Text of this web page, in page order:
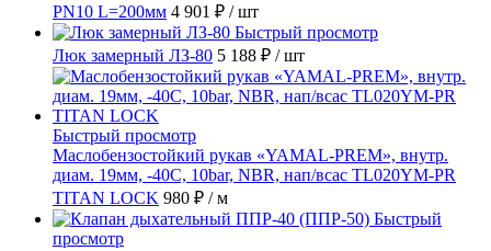
PN10 L=200мм 4 901 ₽ / шт
Быстрый просмотр
Люк замерный ЛЗ-80 5 188 ₽ / шт
Быстрый просмотр
Маслобензостойкий рукав «YAMAL-PREM», внутр.
диам. 19мм, -40C, 10bar, NBR, нап/всас TL020YM-PR
TITAN LOCK 980 ₽ / м
Быстрый
просмотр